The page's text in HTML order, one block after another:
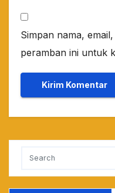
Simpan nama,
peramban ini untuk